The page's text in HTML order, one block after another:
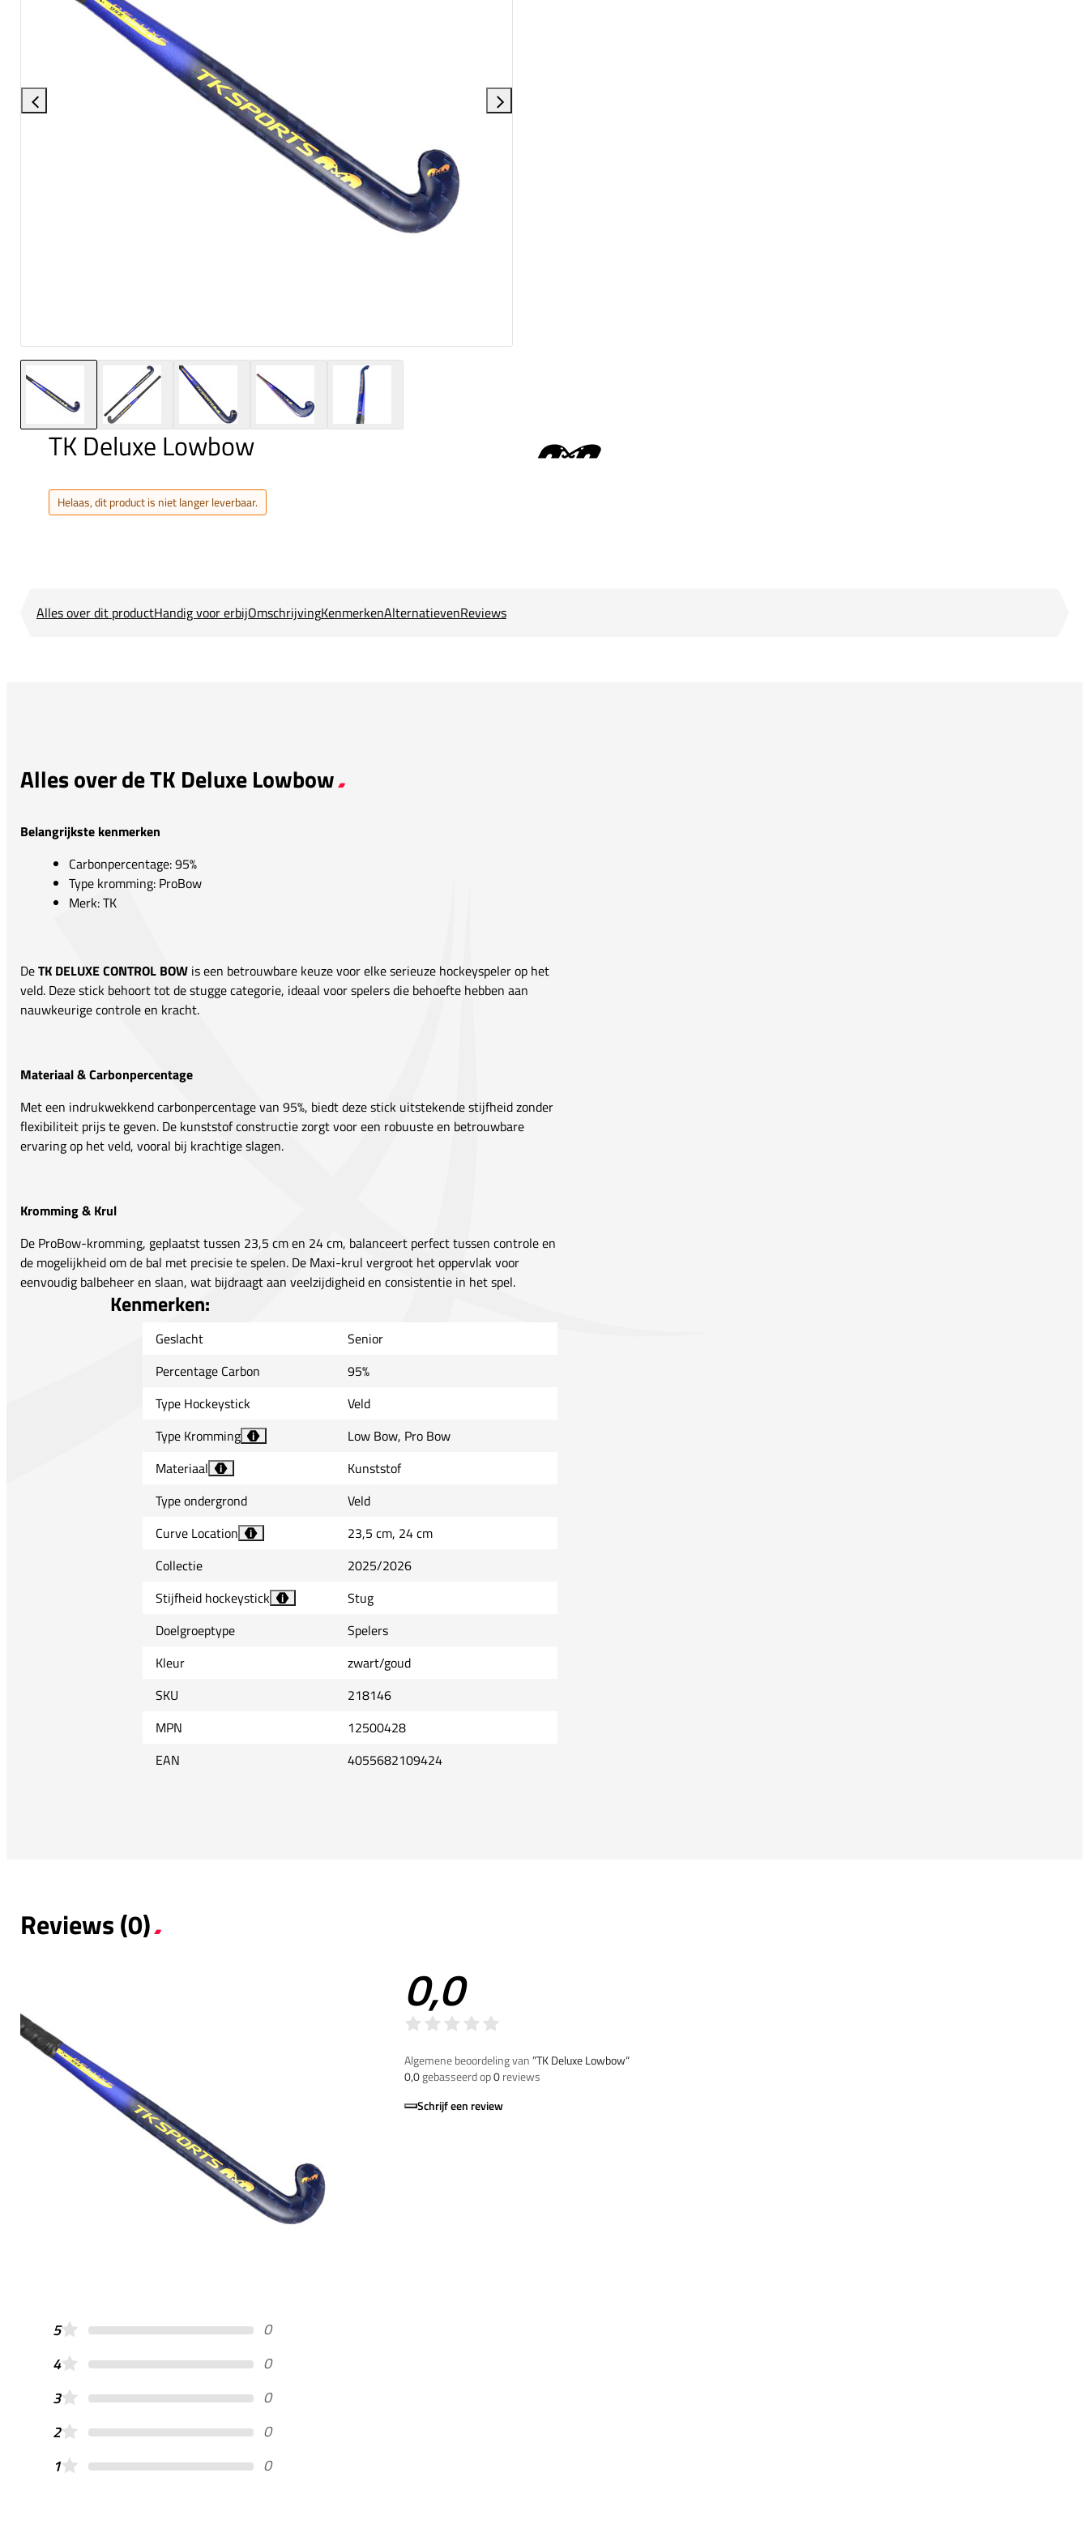
TK Deluxe Lowbow
Helaas, dit product is niet langer leverbaar.
Alles over dit productHandig voor erbijOmschrijvingKenmerkenAlternatievenReviews
Alles over de TK Deluxe Lowbow
Belangrijkste kenmerken
Carbonpercentage: 95%
Type kromming: ProBow
Merk: TK
DeTK DELUXE CONTROL BOW is een betrouwbare keuze voor elke serieuze hockeyspeler op het
veld. Deze stick behoort tot de stugge categorie, ideaal voor spelers die behoefte hebben aan
nauwkeurige controle en kracht.
Materiaal & Carbonpercentage
Met een indrukwekkend carbonpercentage van 95%, biedt deze stick uitstekende stijfheid zonder
flexibiliteit prijs te geven. De kunststof constructie zorgt voor een robuuste en betrouwbare
ervaring op het veld, vooral bij krachtige slagen.
Kromming & Krul
De ProBow-kromming, geplaatst tussen 23,5 cm en 24 cm, balanceert perfect tussen controle en
de mogelijkheid om de bal met precisie te spelen. De Maxi-krul vergroot het oppervlak voor
eenvoudig balbeheer en slaan, wat bijdraagt aan veelzijdigheid en consistentie in het spel.
Kenmerken:
Geslacht
Senior
Percentage Carbon
95%
Type Hockeystick
Veld
Type Kromming
i
Low Bow, Pro Bow
Materiaal
i
Kunststof
Type ondergrond
Veld
Curve Location
i
23,5 cm, 24 cm
Collectie
2025/2026
Stijfheid hockeystick
i
Stug
Doelgroeptype
Spelers
Kleur
zwart/goud
SKU
218146
MPN
12500428
EAN
4055682109424
Reviews (0)
0,0
Algemene beoordeling van”TK Deluxe Lowbow“
0,0gebasseerd op0reviews
Schrijf een review
5
0
4
0
3
0
2
0
1
0